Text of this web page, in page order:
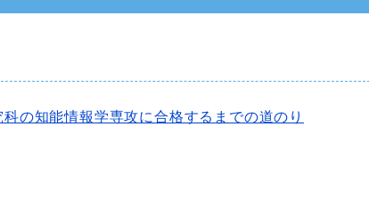
の知能情報学専攻に合格するまでの道のり